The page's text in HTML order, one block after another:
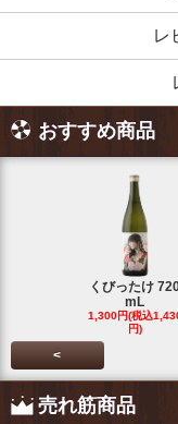
レ
おすすめ商品
くびったけ
mL
1,300円(税込
円)
<
売れ筋商品